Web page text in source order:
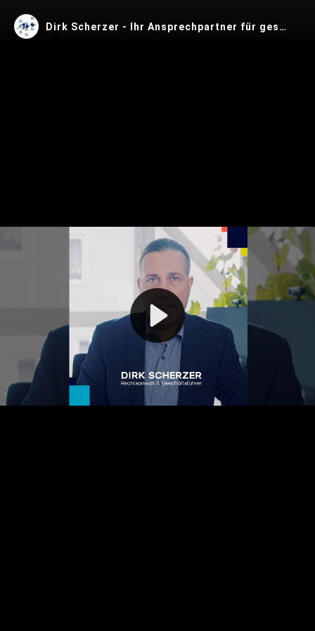
Play
Video
Dirk Scherzer - Ihr Ansprechpartner für gesellschaftsrechte Streitigkeiten